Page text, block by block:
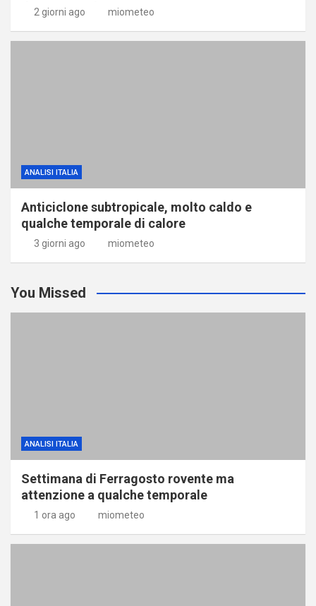
2 giorni ago miometeo
ANALISI ITALIA
Anticiclone subtropicale, molto caldo e
qualche temporale di calore
3 giorni ago miometeo
You Missed
ANALISI ITALIA
Settimana di Ferragosto rovente ma
attenzione a qualche temporale
1 ora ago miometeo